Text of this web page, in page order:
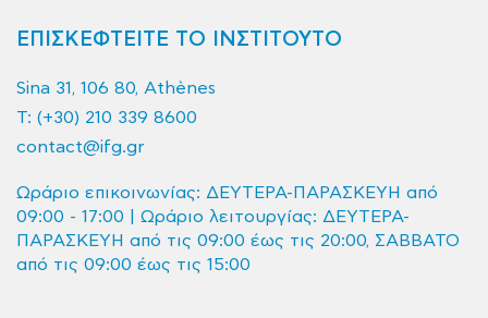
ΕΠΙΣΚΕΦΤΕΙΤΕ ΤΟ ΙΝΣΤΙΤΟΥΤΟ
Sina 31, 106 80, Athènes
T: (+30) 210 339 8600
contact@ifg.gr
Ωράριο επικοινωνίας: ΔΕΥΤΕΡΑ-ΠΑΡΑΣΚΕΥΗ από
09:00 - 17:00 | Ωράριο λειτουργίας: ΔΕΥΤΕΡΑ-
ΠΑΡΑΣΚΕΥΗ από τις 09:00 έως τις 20:00, ΣΑΒΒΑΤΟ
από τις 09:00 έως τις 15:00